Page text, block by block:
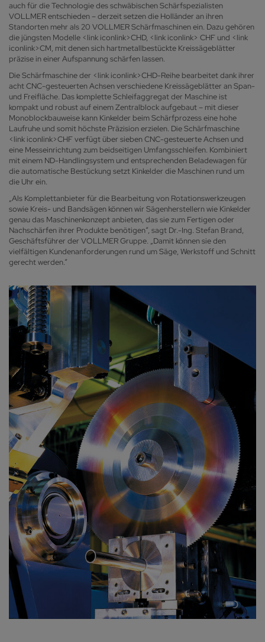
auch für die Technologie des schwäbischen Schärfspezialisten
VOLLMER entschieden – derzeit setzen die Holländer an ihren
Standorten mehr als 20 VOLLMER Schärfmaschinen ein. Dazu gehören
die jüngsten Modelle <link iconlink>CHD, <link iconlink> CHF und <link
iconlink>CM, mit denen sich hartmetallbestückte Kreissägeblätter
präzise in einer Aufspannung schärfen lassen.
Die Schärfmaschine der <link iconlink>CHD-Reihe bearbeitet dank ihrer
acht CNC-gesteuerten Achsen verschiedene Kreissägeblätter an Span-
und Freifläche. Das komplette Schleifaggregat der Maschine ist
kompakt und robust auf einem Zentralblock aufgebaut – mit dieser
Monoblockbauweise kann Kinkelder beim Schärfprozess eine hohe
Laufruhe und somit höchste Präzision erzielen. Die Schärfmaschine
<link iconlink>CHF verfügt über sieben CNC-gesteuerte Achsen und
eine Messeinrichtung zum beidseitigen Umfangsschleifen. Kombiniert
mit einem ND-Handlingsystem und entsprechenden Beladewagen für
die automatische Bestückung setzt Kinkelder die Maschinen rund um
die Uhr ein.
„Als Komplettanbieter für die Bearbeitung von Rotationswerkzeugen
sowie Kreis- und Bandsägen können wir Sägenherstellern wie Kinkelder
genau das Maschinenkonzept anbieten, das sie zum Fertigen oder
Nachschärfen ihrer Produkte benötigen“, sagt Dr.-Ing. Stefan Brand,
Geschäftsführer der VOLLMER Gruppe. „Damit können sie den
vielfältigen Kundenanforderungen rund um Säge, Werkstoff und Schnitt
gerecht werden.“